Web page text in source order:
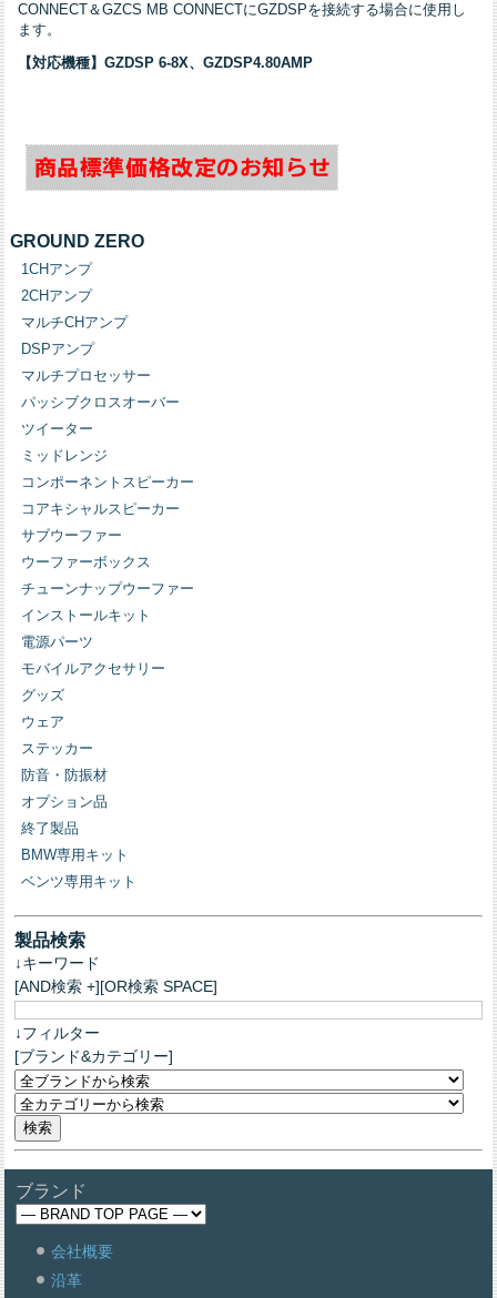
CONNECT＆GZCS MB CONNECTにGZDSPを接続する場合に使用し
ます。
【対応機種】GZDSP 6-8X、GZDSP4.80AMP
GROUND ZERO
1CHアンプ
2CHアンプ
マルチCHアンプ
DSPアンプ
マルチプロセッサー
パッシブクロスオーバー
ツイーター
ミッドレンジ
コンポーネントスピーカー
コアキシャルスピーカー
サブウーファー
ウーファーボックス
チューンナップウーファー
インストールキット
電源パーツ
モバイルアクセサリー
グッズ
ウェア
ステッカー
防音・防振材
オプション品
終了製品
BMW専用キット
ベンツ専用キット
製品検索
↓キーワード
[AND検索 +][OR検索 SPACE]
↓フィルター
[ブランド&カテゴリー]
ブランド
会社概要
沿革